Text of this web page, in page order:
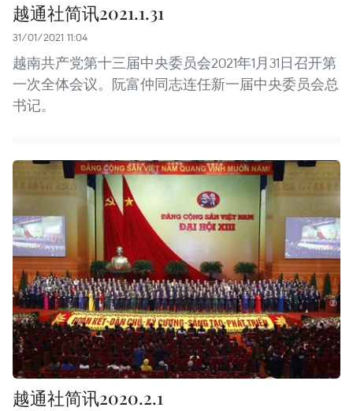
越通社简讯2021.1.31
31/01/2021 11:04
越南共产党第十三届中央委员会2021年1月31日召开第
一次全体会议。阮富仲同志连任新一届中央委员会总
书记。
越通社简讯2020.2.1